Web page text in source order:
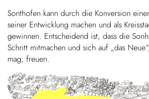
Sonthofen kann durch die Konversion
seiner Entwicklung machen und als
gewinnen. Entscheidend ist, dass die
Schritt mitmachen und sich auf „das
mag, freuen.